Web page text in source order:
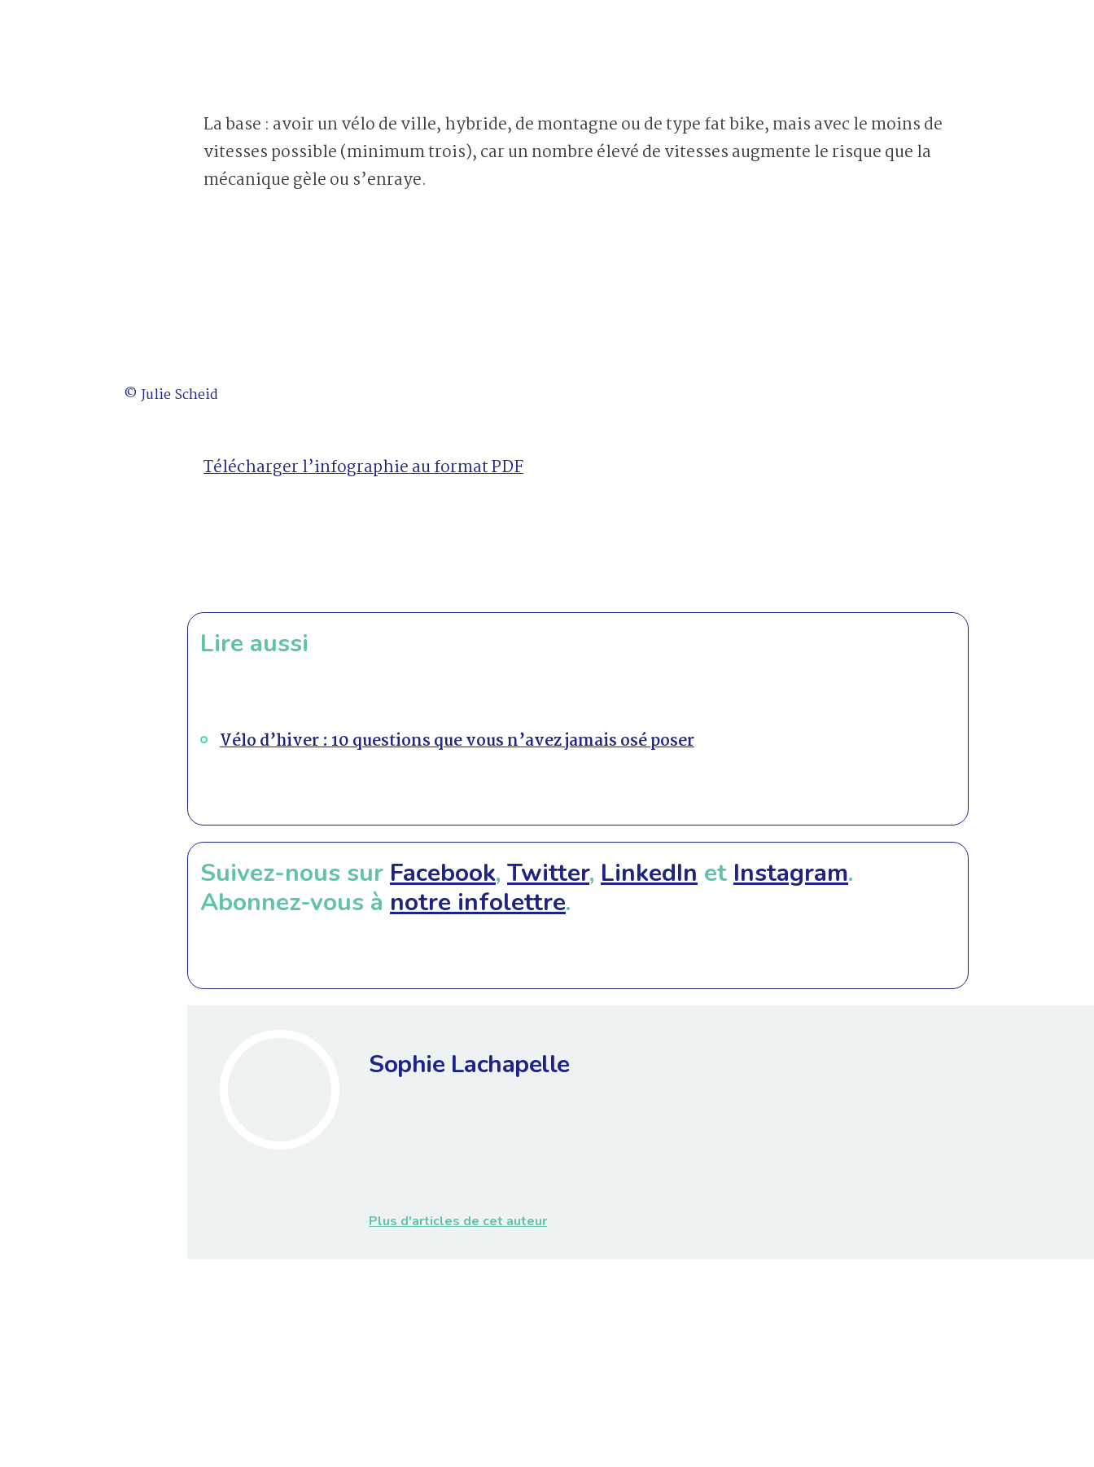
La base : avoir un vélo de ville, hybride, de montagne ou de type fat bike, mais avec le moins de
vitesses possible (minimum trois), car un nombre élevé de vitesses augmente le risque que la
mécanique gèle ou s’enraye.
© Julie Scheid
Télécharger l’infographie au format PDF
Lire aussi
Vélo d’hiver : 10 questions que vous n’avez jamais osé poser
Suivez-nous sur Facebook, Twitter, LinkedIn et Instagram.
Abonnez-vous à notre infolettre.
Sophie Lachapelle
Plus d'articles de cet auteur